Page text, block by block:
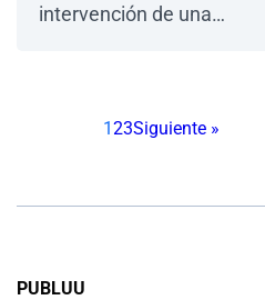
intervención de una
123Siguiente »
PUBLUU